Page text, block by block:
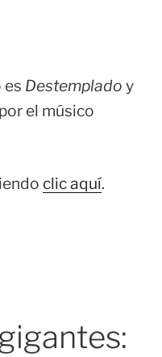
es Destemplado y
el músico
clic aquí.